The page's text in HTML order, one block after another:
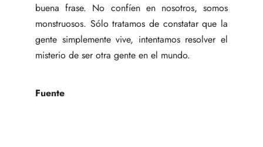
buena frase. No confíen en nosotros, somos
monstruosos. Sólo tratamos de constatar que la
gente simplemente vive, intentamos resolver el
misterio de ser otra gente en el mundo.
Fuente